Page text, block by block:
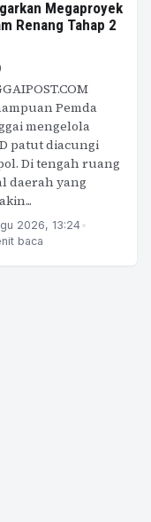
Megaproyek
Renang Tahap 2
Pemda
mengelola
patut diacungi
Di tengah ruang
daerah yang
2026, 13:24•
baca